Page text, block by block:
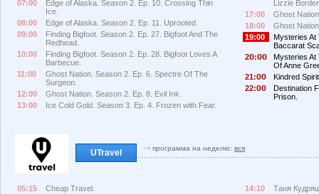
07:00
Edge of Alaska. Season 2. Ep. 10. Crossing Thin
Ice.
08:00
Edge of Alaska. Season 2. Ep. 11. Uprooted.
09:00
Finding Bigfoot. Season 2. Ep. 27. Bigfoot And The
Redhead.
10:00
Finding Bigfoot. Season 2. Ep. 28. Bigfoot Loves A
Barbecue.
11:00
Ghost Nation. Season 2. Ep. 6. Spectre Of The
Surgeon.
12:00
Ghost Nation. Season 2. Ep. 8. Evil Ink.
13:00
Ice Cold Gold. Season 3. Ep. 4. Frozen with Fear.
Lizzie
17:00
Ghost
18:00
Ghost
19:00
Mysteries At
Baccarat
2
:
Mysteries At
Of Anne
21:
Kindred
22:
Destination
Prison.
UTravel программа на неделю: вся
05:15 Cheap Travel. 14:10
Таня